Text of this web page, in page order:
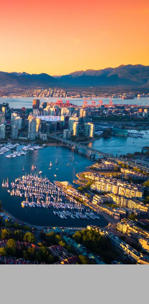
zu servieren und dieses
Präferenzen festlegen.